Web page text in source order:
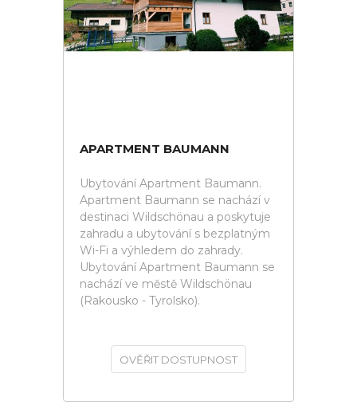
APARTMENT BAUMANN
Ubytování Apartment Baumann.
Apartment Baumann se nachází v
destinaci Wildschönau a poskytuje
zahradu a ubytování s bezplatným
Wi-Fi a výhledem do zahrady.
Ubytování Apartment Baumann se
nachází ve městě Wildschönau
(Rakousko - Tyrolsko).
OVĚŘIT DOSTUPNOST